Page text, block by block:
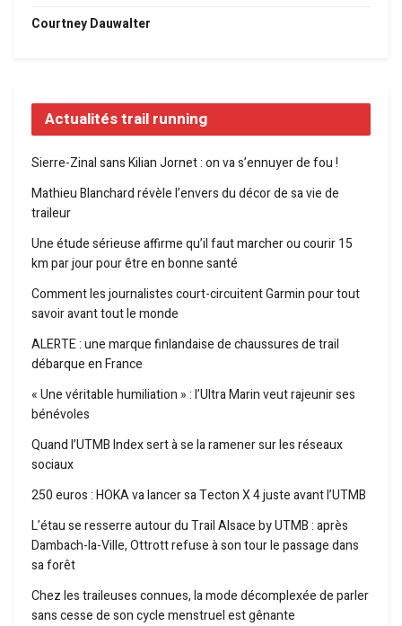
Courtney Dauwalter
Actualités trail running
Sierre-Zinal sans Kilian Jornet : on va s’ennuyer de fou !
Mathieu Blanchard révèle l’envers du décor de sa vie de
traileur
Une étude sérieuse affirme qu’il faut marcher ou courir 15
km par jour pour être en bonne santé
Comment les journalistes court-circuitent Garmin pour tout
savoir avant tout le monde
ALERTE : une marque finlandaise de chaussures de trail
débarque en France
« Une véritable humiliation » : l’Ultra Marin veut rajeunir ses
bénévoles
Quand l’UTMB Index sert à se la ramener sur les réseaux
sociaux
250 euros : HOKA va lancer sa Tecton X 4 juste avant l’UTMB
L’étau se resserre autour du Trail Alsace by UTMB : après
Dambach-la-Ville, Ottrott refuse à son tour le passage dans
sa forêt
Chez les traileuses connues, la mode décomplexée de parler
sans cesse de son cycle menstruel est gênante